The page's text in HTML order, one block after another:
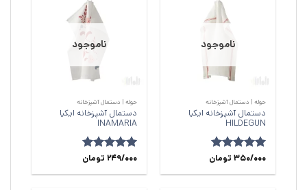
ناموجود
حوله | دستمال آشپزخانه
دستمال آشپزخانه ایکیا
HILDEGUN
امتیاز5از 350/000 تومان
ناموجود
حوله | دستمال آشپزخانه
دستمال آشپزخانه ایکیا
INAMARIA
امتیاز 5از 249/000 تومان